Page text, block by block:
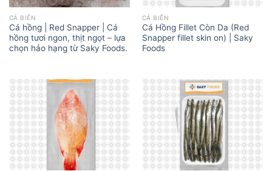
CÁ BIỂN
Cá hồng | Red Snapper | Cá
hồng tươi ngon, thịt ngọt – lựa
chọn hảo hạng từ Saky Foods.
CÁ BIỂN
Cá Hồng Fillet Còn Da (Red
Snapper fillet skin on) | Saky
Foods